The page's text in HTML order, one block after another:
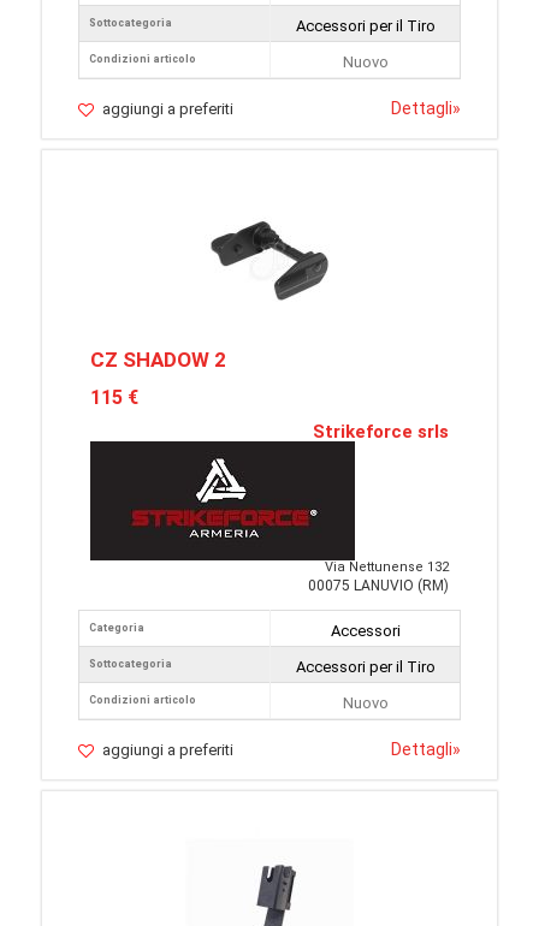
Sottocategoria
Condizioni articolo
Accessori per il Tiro
Nuovo
aggiungi a preferiti Dettagli»
CZ SHADOW 2
115 €
Strikeforce srls
Via Nettunense 132
00075 LANUVIO (RM)
Categoria
Sottocategoria
Condizioni articolo
Accessori
Accessori per il Tiro
Nuovo
aggiungi a preferiti Dettagli»